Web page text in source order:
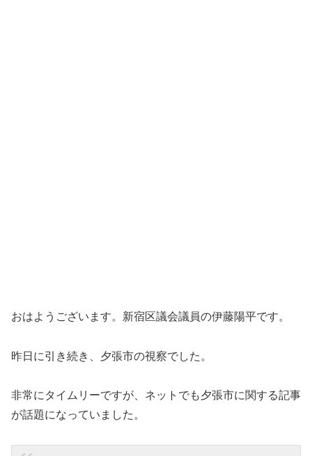
おはようございます。新宿区議会議員の伊藤陽平です。
昨日に引き続き、夕張市の視察でした。
非常にタイムリーですが、ネットでも夕張市に関する記事
が話題になっていました。